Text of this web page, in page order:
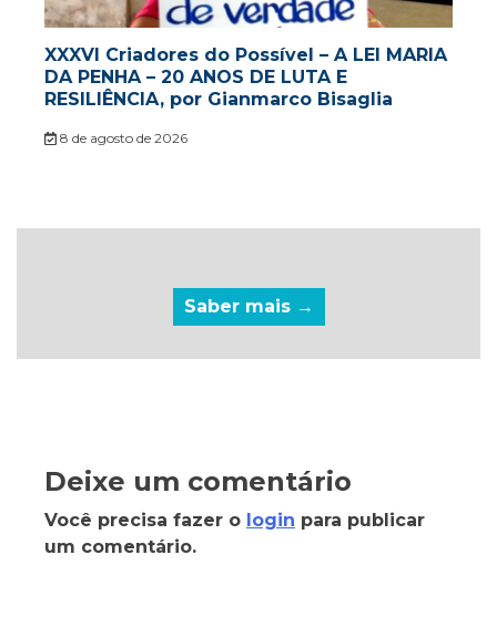
XXXVI Criadores do Possível – A LEI MARIA
DA PENHA – 20 ANOS DE LUTA E
RESILIÊNCIA, por Gianmarco Bisaglia
8 de agosto de 2026
Saber mais →
Deixe um comentário
Você precisa fazer o login para publicar
um comentário.